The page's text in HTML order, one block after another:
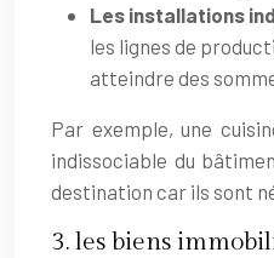
Les installations
les lignes de
atteindre des
Par exemple, une
indissociable du
destination car ils sont
3. les biens